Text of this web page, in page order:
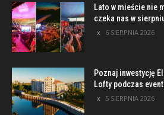
Lato w mieście nie
czeka nas w
6 SIERPNIA 2026
Poznaj inwestycję
Lofty podczas
5 SIERPNIA 2026